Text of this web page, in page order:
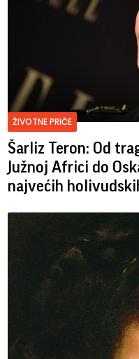
ŽIVOTNE PRIČE
Šarliz Teron: Od
Južnoj Africi do
najvećih